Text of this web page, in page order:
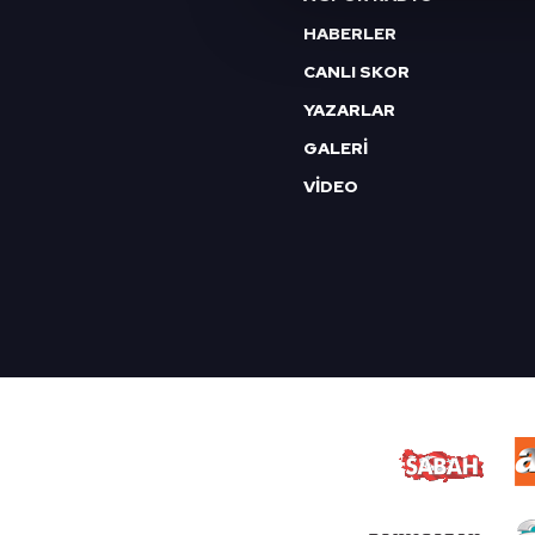
çerezler vasıtasıyla çeşitli
reklam/pazarlama
Çerezlere ilişkin tercihlerinizi
6698 sayılı Kişisel Verilerin
mevzuata uygun olarak
HABERLER
CANLI SKOR
YAZARLAR
GALERİ
VİDEO